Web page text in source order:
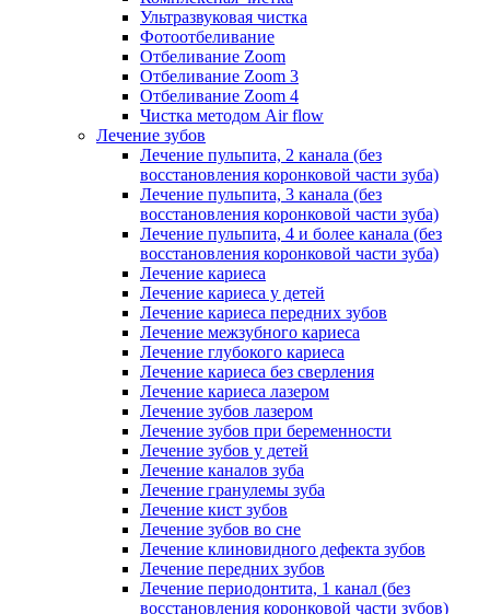
Ультразвуковая чистка
Фотоотбеливание
Отбеливание Zoom
Отбеливание Zoom 3
Отбеливание Zoom 4
Чистка методом Air flow
Лечение зубов
Лечение пульпита, 2 канала (без
восстановления коронковой части зуба)
Лечение пульпита, 3 канала (без
восстановления коронковой части зуба)
Лечение пульпита, 4 и более канала (без
восстановления коронковой части зуба)
Лечение кариеса
Лечение кариеса у детей
Лечение кариеса передних зубов
Лечение межзубного кариеса
Лечение глубокого кариеса
Лечение кариеса без сверления
Лечение кариеса лазером
Лечение зубов лазером
Лечение зубов при беременности
Лечение зубов у детей
Лечение каналов зуба
Лечение гранулемы зуба
Лечение кист зубов
Лечение зубов во сне
Лечение клиновидного дефекта зубов
Лечение передних зубов
Лечение периодонтита, 1 канал (без
восстановления коронковой части зубов)